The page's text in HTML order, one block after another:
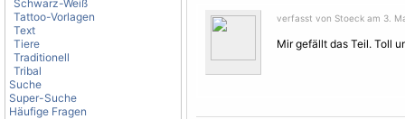
Schwarz-Weiß
Tattoo-Vorlagen
Text
Tiere
Traditionell
Tribal
Suche
Super-Suche
Häufige Fragen
verfasst von Stoeck am 3.
Mir gefällt das Teil. Toll